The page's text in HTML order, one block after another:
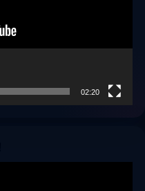
02:20